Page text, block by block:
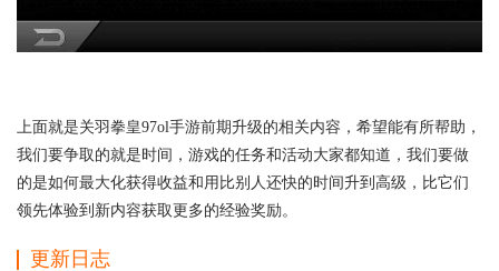
上面就是关羽拳皇97ol手游前期升级的相关内容，希望能有所帮助，
我们要争取的就是时间，游戏的任务和活动大家都知道，我们要做
的是如何最大化获得收益和用比别人还快的时间升到高级，比它们
领先体验到新内容获取更多的经验奖励。
更新日志